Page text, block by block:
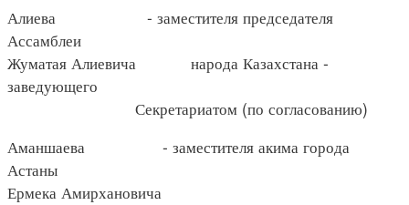
Алиева - заместителя председателя
Ассамблеи
Жуматая Алиевича народа Казахстана -
заведующего
Секретариатом (по согласованию)
Аманшаева - заместителя акима города
Астаны
Ермека Амирхановича